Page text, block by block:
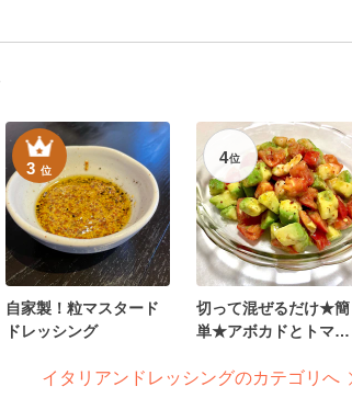
3位
自家製！粒マスタード
ドレッシング
4位
切って混ぜるだけ★簡
単★アボカドとトマト
イタリアンドレッシングのカテゴリへ